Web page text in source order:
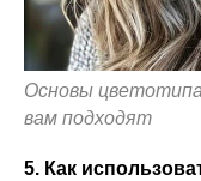
Основы
вам подходят
5. Как